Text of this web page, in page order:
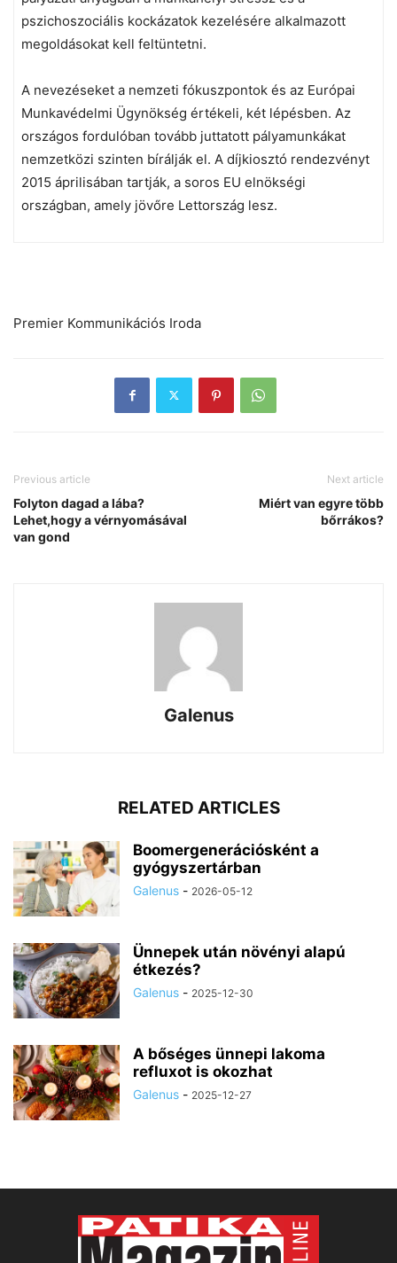
pszichoszociális kockázatok kezelésére alkalmazott
megoldásokat kell feltüntetni.
A nevezéseket a nemzeti fókuszpontok és az Európai
Munkavédelmi Ügynökség értékeli, két lépésben. Az
országos fordulóban tovább juttatott pályamunkákat
nemzetközi szinten bírálják el. A díjkiosztó rendezvényt
2015 áprilisában tartják, a soros EU elnökségi
országban, amely jövőre Lettország lesz.
Premier Kommunikációs Iroda
Previous article
Folyton dagad a lába?
Lehet,hogy a vérnyomásával
van gond
Next article
Miért van egyre több
bőrrákos?
Galenus
RELATED ARTICLES
Boomergenerációsként a
gyógyszertárban
Galenus - 2026-05-12
Ünnepek után növényi alapú
étkezés?
Galenus - 2025-12-30
A bőséges ünnepi lakoma
refluxot is okozhat
Galenus - 2025-12-27